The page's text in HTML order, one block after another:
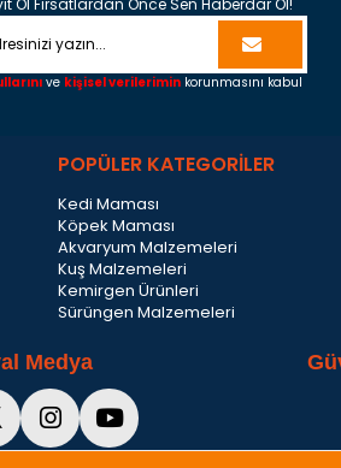
Ol Fırsatlardan Önce Sen Haberdar Ol!
ve kişisel verilerimin korunmasını kabul
POPÜLER KATEGORİLER
Kedi Maması
Köpek Maması
Akvaryum Malzemeleri
Kuş Malzemeleri
Kemirgen Ürünleri
Sürüngen Malzemeleri
Medya